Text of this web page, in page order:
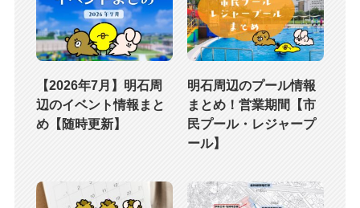
【2026年7月】明石周
辺のイベント情報まと
め【随時更新】
明石周辺のプール情報
まとめ！営業期間【市
民プール・レジャープ
ール】